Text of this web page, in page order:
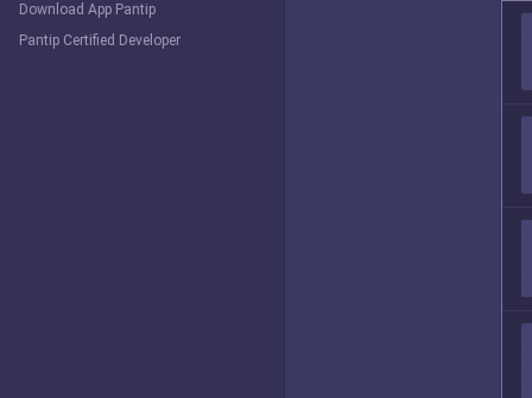
Download App Pantip
Pantip Certified Developer